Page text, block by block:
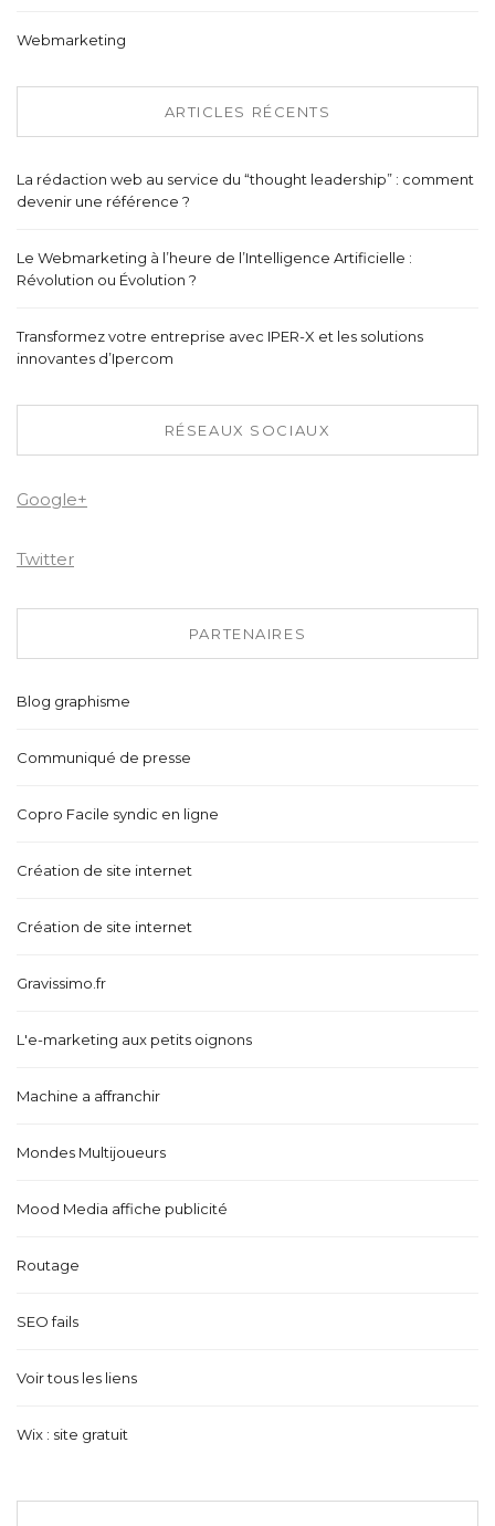
Webmarketing
ARTICLES RÉCENTS
La rédaction web au service du “thought leadership” : comment
devenir une référence ?
Le Webmarketing à l’heure de l’Intelligence Artificielle :
Révolution ou Évolution ?
Transformez votre entreprise avec IPER-X et les solutions
innovantes d’Ipercom
RÉSEAUX SOCIAUX
Google+
Twitter
PARTENAIRES
Blog graphisme
Communiqué de presse
Copro Facile syndic en ligne
Création de site internet
Création de site internet
Gravissimo.fr
L'e-marketing aux petits oignons
Machine a affranchir
Mondes Multijoueurs
Mood Media affiche publicité
Routage
SEO fails
Voir tous les liens
Wix : site gratuit